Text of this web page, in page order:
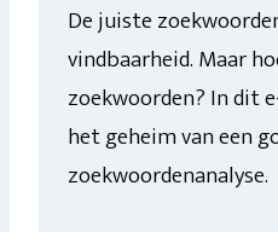
De juiste
vindbaarheid. Maar
zoekwoorden? In dit
het geheim van een
zoekwoordenanalyse.